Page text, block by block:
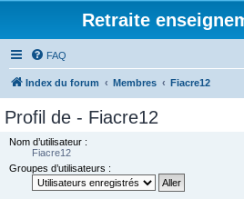
Retraite
FAQ
Index du forum Membres Fiacre12
Profil de - Fiacre12
Nom d’utilisateur :
Fiacre12
Groupes d’utilisateurs :